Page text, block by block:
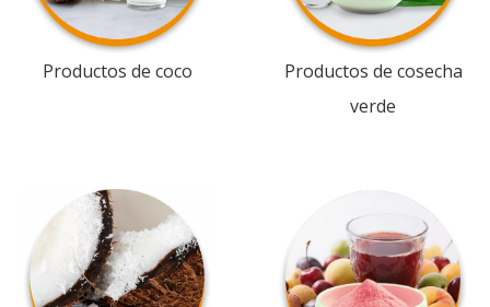
Productos de coco
Productos de cosecha
verde